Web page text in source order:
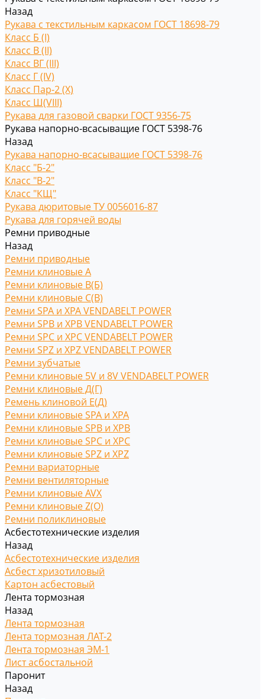
Назад
Рукава с текстильным каркасом ГОСТ 18698-79
Класс Б (I)
Класс В (II)
Класс ВГ (III)
Класс Г (IV)
Класс Пар-2 (X)
Класс Ш(VIII)
Рукава для газовой сварки ГОСТ 9356-75
Рукава напорно-всасыващие ГОСТ 5398-76
Назад
Рукава напорно-всасыващие ГОСТ 5398-76
Класс "Б-2"
Класс "В-2"
Класс "КЩ"
Рукава дюритовые ТУ 0056016-87
Рукава для горячей воды
Ремни приводные
Назад
Ремни приводные
Ремни клиновые A
Ремни клиновые В(Б)
Ремни клиновые С(B)
Ремни SPA и XPA VENDABELT POWER
Ремни SPB и XPB VENDABELT POWER
Ремни SPC и XPC VENDABELT POWER
Ремни SPZ и XPZ VENDABELT POWER
Ремни зубчатые
Ремни клиновые 5V и 8V VENDABELT POWER
Ремни клиновые Д(Г)
Ремень клиновой Е(Д)
Ремни клиновые SPA и XPA
Ремни клиновые SPB и XPB
Ремни клиновые SPC и XPC
Ремни клиновые SPZ и XPZ
Ремни вариаторные
Ремни вентиляторные
Ремни клиновые AVX
Ремни клиновые Z(O)
Ремни поликлиновые
Асбестотехнические изделия
Назад
Асбестотехнические изделия
Асбест хризотиловый
Картон асбестовый
Лента тормозная
Назад
Лента тормозная
Лента тормозная ЛАТ-2
Лента тормозная ЭМ-1
Лист асбостальной
Паронит
Назад